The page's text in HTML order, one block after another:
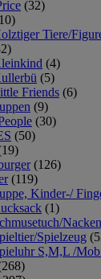
(32)
Tiere/
(4)
(5)
Friends (6)
(9)
(30)
(50)
(126)
(119)
Kinder-/
(1)
Spielzeug
S,M,L /